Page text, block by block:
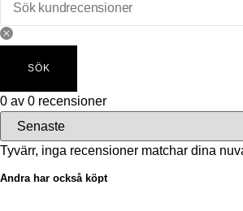
SÖK
0 av 0 recensioner
Tyvärr, inga recensioner matchar dina
Andra har också köpt